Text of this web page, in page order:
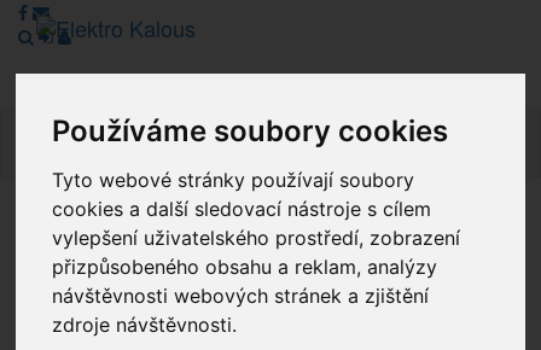
Používáme soubory cookies
Tyto webové stránky používají soubory
cookies a další sledovací nástroje s cílem
vylepšení uživatelského prostředí, zobrazení
přizpůsobeného obsahu a reklam, analýzy
návštěvnosti webových stránek a zjištění
zdroje návštěvnosti.
Vážení zákazníci, v tuto chvíli je Náš internetový obchod v
režimu Katalogu. Objednávky on-line nyní nelze vyřídit.
Děkujeme za pochopení.